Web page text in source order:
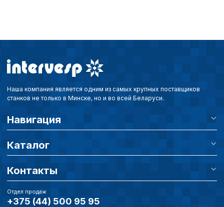
Наша компания является одним из самых крупных поставщиков
станков не только в Минске, но и во всей Беларуси.
Навигация
Каталог
Контакты
Отдел продаж
+375 (44) 500 95 95